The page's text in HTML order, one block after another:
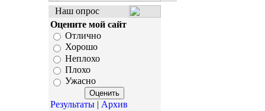
Наш опрос
Оцените мой сайт
Отлично
Хорошо
Неплохо
Плохо
Ужасно
Результаты| Архив